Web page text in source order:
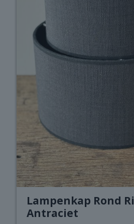
Lampenkap Rond
Antraciet